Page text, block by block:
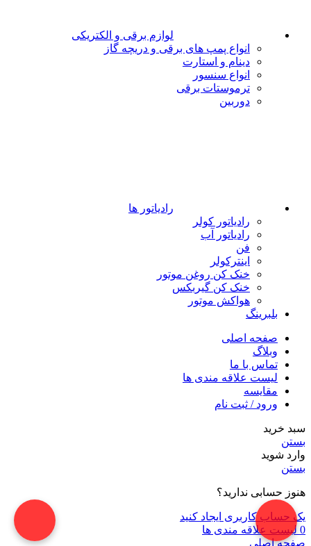
لوازم برقی و الکتریکی
انواع پمپ های برقی و دریچه گاز
دینام و استارت
انواع سنسور
ترموستات برقی
دوربین
رادیاتور ها
رادیاتور کولر
رادیاتور آب
فن
اینترکولر
خنک کن روغن موتور
خنک کن گیربکس
هواکش موتور
بلبرینگ
صفحه اصلی
وبلاگ
تماس با ما
لیست علاقه مندی ها
مقایسه
ورود / ثبت نام
سبد خرید
بستن
وارد شوید
بستن
هنوز حسابی ندارید؟
یک حساب کاربری ایجاد کنید
0 لیست علاقه مندی ها
صفحه اصلی